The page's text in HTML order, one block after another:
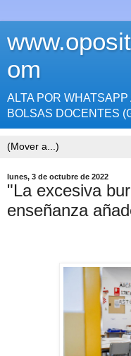
om
ALTA POR
BOLSAS DOCENTES
lunes, 3 de octubre de 2022
"La excesiva
enseñanza